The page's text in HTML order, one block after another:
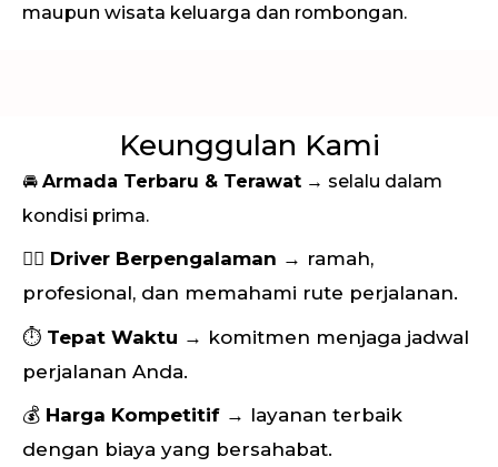
maupun wisata keluarga dan rombongan.
Keunggulan Kami
🚘 Armada Terbaru & Terawat → selalu dalam
kondisi prima.
👨‍✈️ Driver Berpengalaman → ramah,
profesional, dan memahami rute perjalanan.
⏱ Tepat Waktu → komitmen menjaga jadwal
perjalanan Anda.
💰 Harga Kompetitif → layanan terbaik
dengan biaya yang bersahabat.